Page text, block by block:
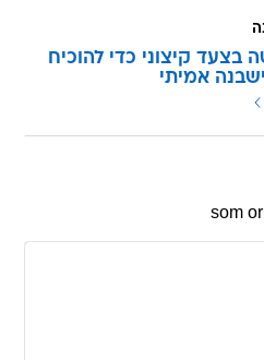
בצעד קיצוני כדי להוכיח
אמיתי